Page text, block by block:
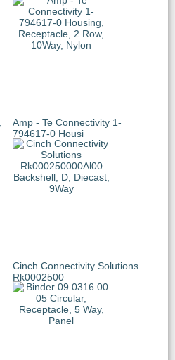
Amp - Te Connectivity 1-
794617-0 Housi
Cinch Connectivity Solutions
Rk0002500